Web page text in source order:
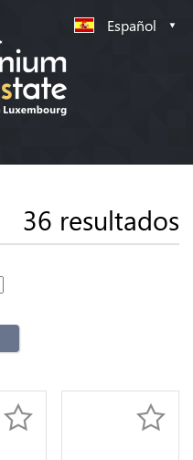
Español
36 resultados